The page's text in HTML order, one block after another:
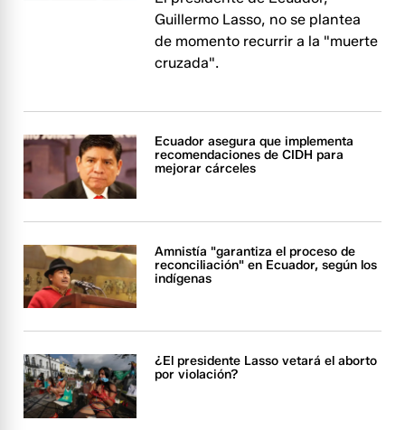
Guillermo Lasso, no se plantea
de momento recurrir a la "muerte
cruzada".
Ecuador asegura que implementa
recomendaciones de CIDH para
mejorar cárceles
Amnistía "garantiza el proceso de
reconciliación" en Ecuador, según los
indígenas
¿El presidente Lasso vetará el aborto
por violación?